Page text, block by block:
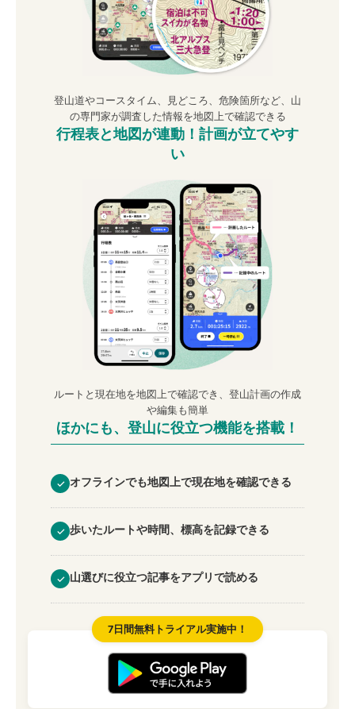
登山道やコースタイム、見どころ、危険箇所など、山
の専門家が調査した情報を地図上で確認できる
行程表と地図が連動！ 計画が立てやす
い
ルートと現在地を地図上で確認でき、登山計画の作成
や編集も簡単
ほかにも、登山に役立つ機能を搭載！
✓ オフラインでも地図上で現在地を確認できる
✓ 歩いたルートや時間、標高を記録できる
✓ 山選びに役立つ記事をアプリで読める
7日間無料トライアル実施中！